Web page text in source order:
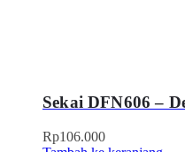
Sekai DFN606 –
Rp106.000